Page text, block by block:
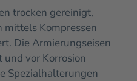
trocken gereinigt,
Kompressen
Die Armierungseisen
vor Korrosion
Spezialhalterungen